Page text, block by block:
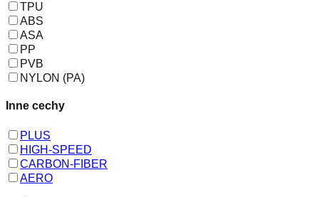
TPU
ABS
ASA
PP
PVB
NYLON (PA)
Inne cechy
PLUS
HIGH-SPEED
CARBON-FIBER
AERO